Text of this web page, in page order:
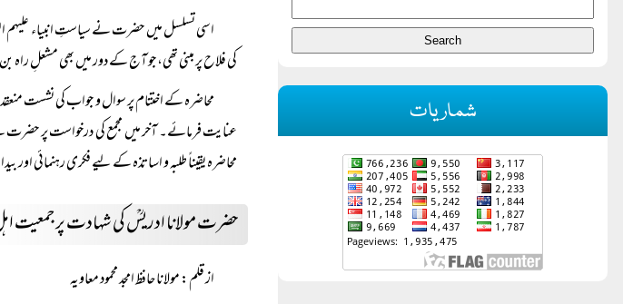
اسی تسلسل میں حضرت نے سیاستِ انبیاء علیہم
کی فلاح پر مبنی تھی، جو آج کے دور میں بھی مشعلِ
محاضرہ کے اختتام پر سوال و جواب کی نشست
عنایت فرمائے۔ آخر میں مجمع کی درخواست پر حضرت
محاضرہ یقیناً طلبہ و اساتذہ کے لیے فکری رہنمائی
حضرت مولانا ادریسؒ کی شہادت پر جمعیت
از قلم: مولانا حافظ امجد محمود معاویہ
شماریات